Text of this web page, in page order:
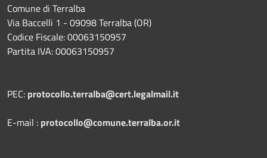
Comune di Terralba
Via Baccelli 1 - 09098 Terralba (OR)
Codice Fiscale: 00063150957
Partita IVA: 00063150957
PEC: protocollo.terralba@cert.legalmail.it
E-mail : protocollo@comune.terralba.or.it